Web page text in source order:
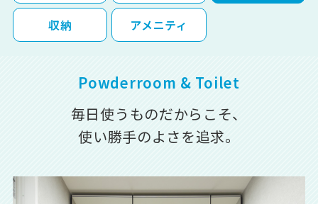
収納 アメニティ
Powderroom & Toilet
毎日使うものだからこそ、
使い勝手のよさを追求。